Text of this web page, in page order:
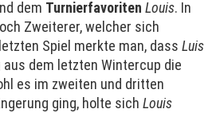
dem Turnierfavoriten Louis. In
Zweiterer, welcher sich
Spiel merkte man, dass Luis
dem letzten Wintercup die
es im zweiten und dritten
ging, holte sich Louis